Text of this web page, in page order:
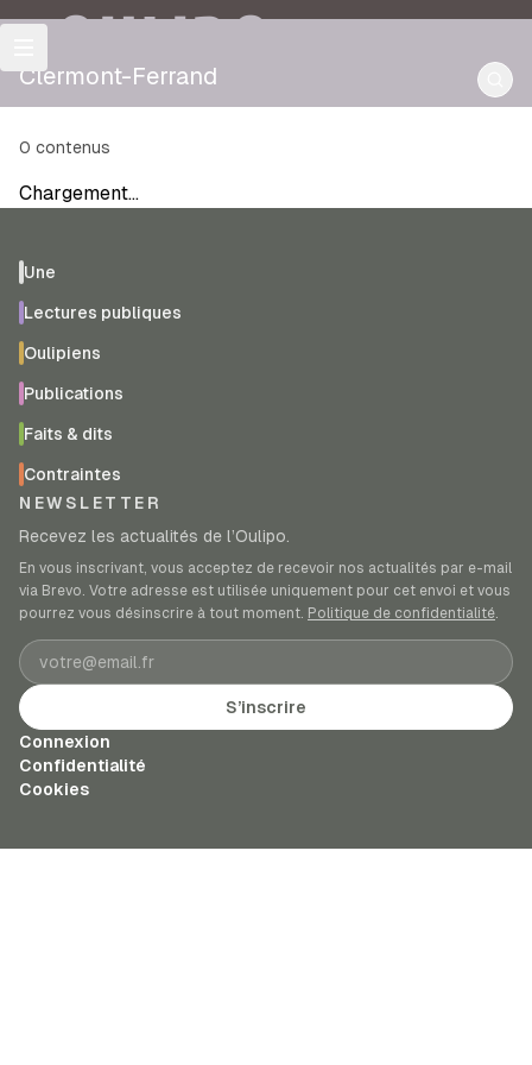
OULIPO
Clermont-Ferrand
0 contenus
Chargement…
Une
Lectures publiques
Oulipiens
Publications
Faits & dits
Contraintes
NEWSLETTER
Recevez les actualités de l’Oulipo.
En vous inscrivant, vous acceptez de recevoir nos actualités par e-mail
via Brevo. Votre adresse est utilisée uniquement pour cet envoi et vous
pourrez vous désinscrire à tout moment. Politique de confidentialité.
Adresse e-mail
S’inscrire
Connexion
Confidentialité
Cookies